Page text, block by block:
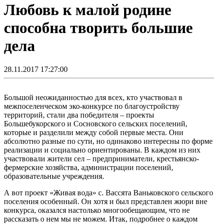
Любовь к малой родине
способна творить большие
дела
28.11.2017 17:27:00
Большой неожиданностью для всех, кто участвовал в
межпоселенческом эко-конкурсе по благоустройству
территорий, стали два победителя – проекты
Большебукорского и Сосновского сельских поселений,
которые и разделили между собой первые места. Они
абсолютно разные по сути, но одинаково интересны по форме
реализации и социально ориентированы. В каждом из них
участвовали жители сел – предприниматели, крестьянско-
фермерские хозяйства, администрации поселений,
образовательные учреждения.
А вот проект «Живая вода» с. Вассята Ваньковского сельского
поселения особенный. Он хотя и был представлен жюри вне
конкурса, оказался настолько многообещающим, что не
рассказать о нем мы не можем. Итак, подробнее о каждом